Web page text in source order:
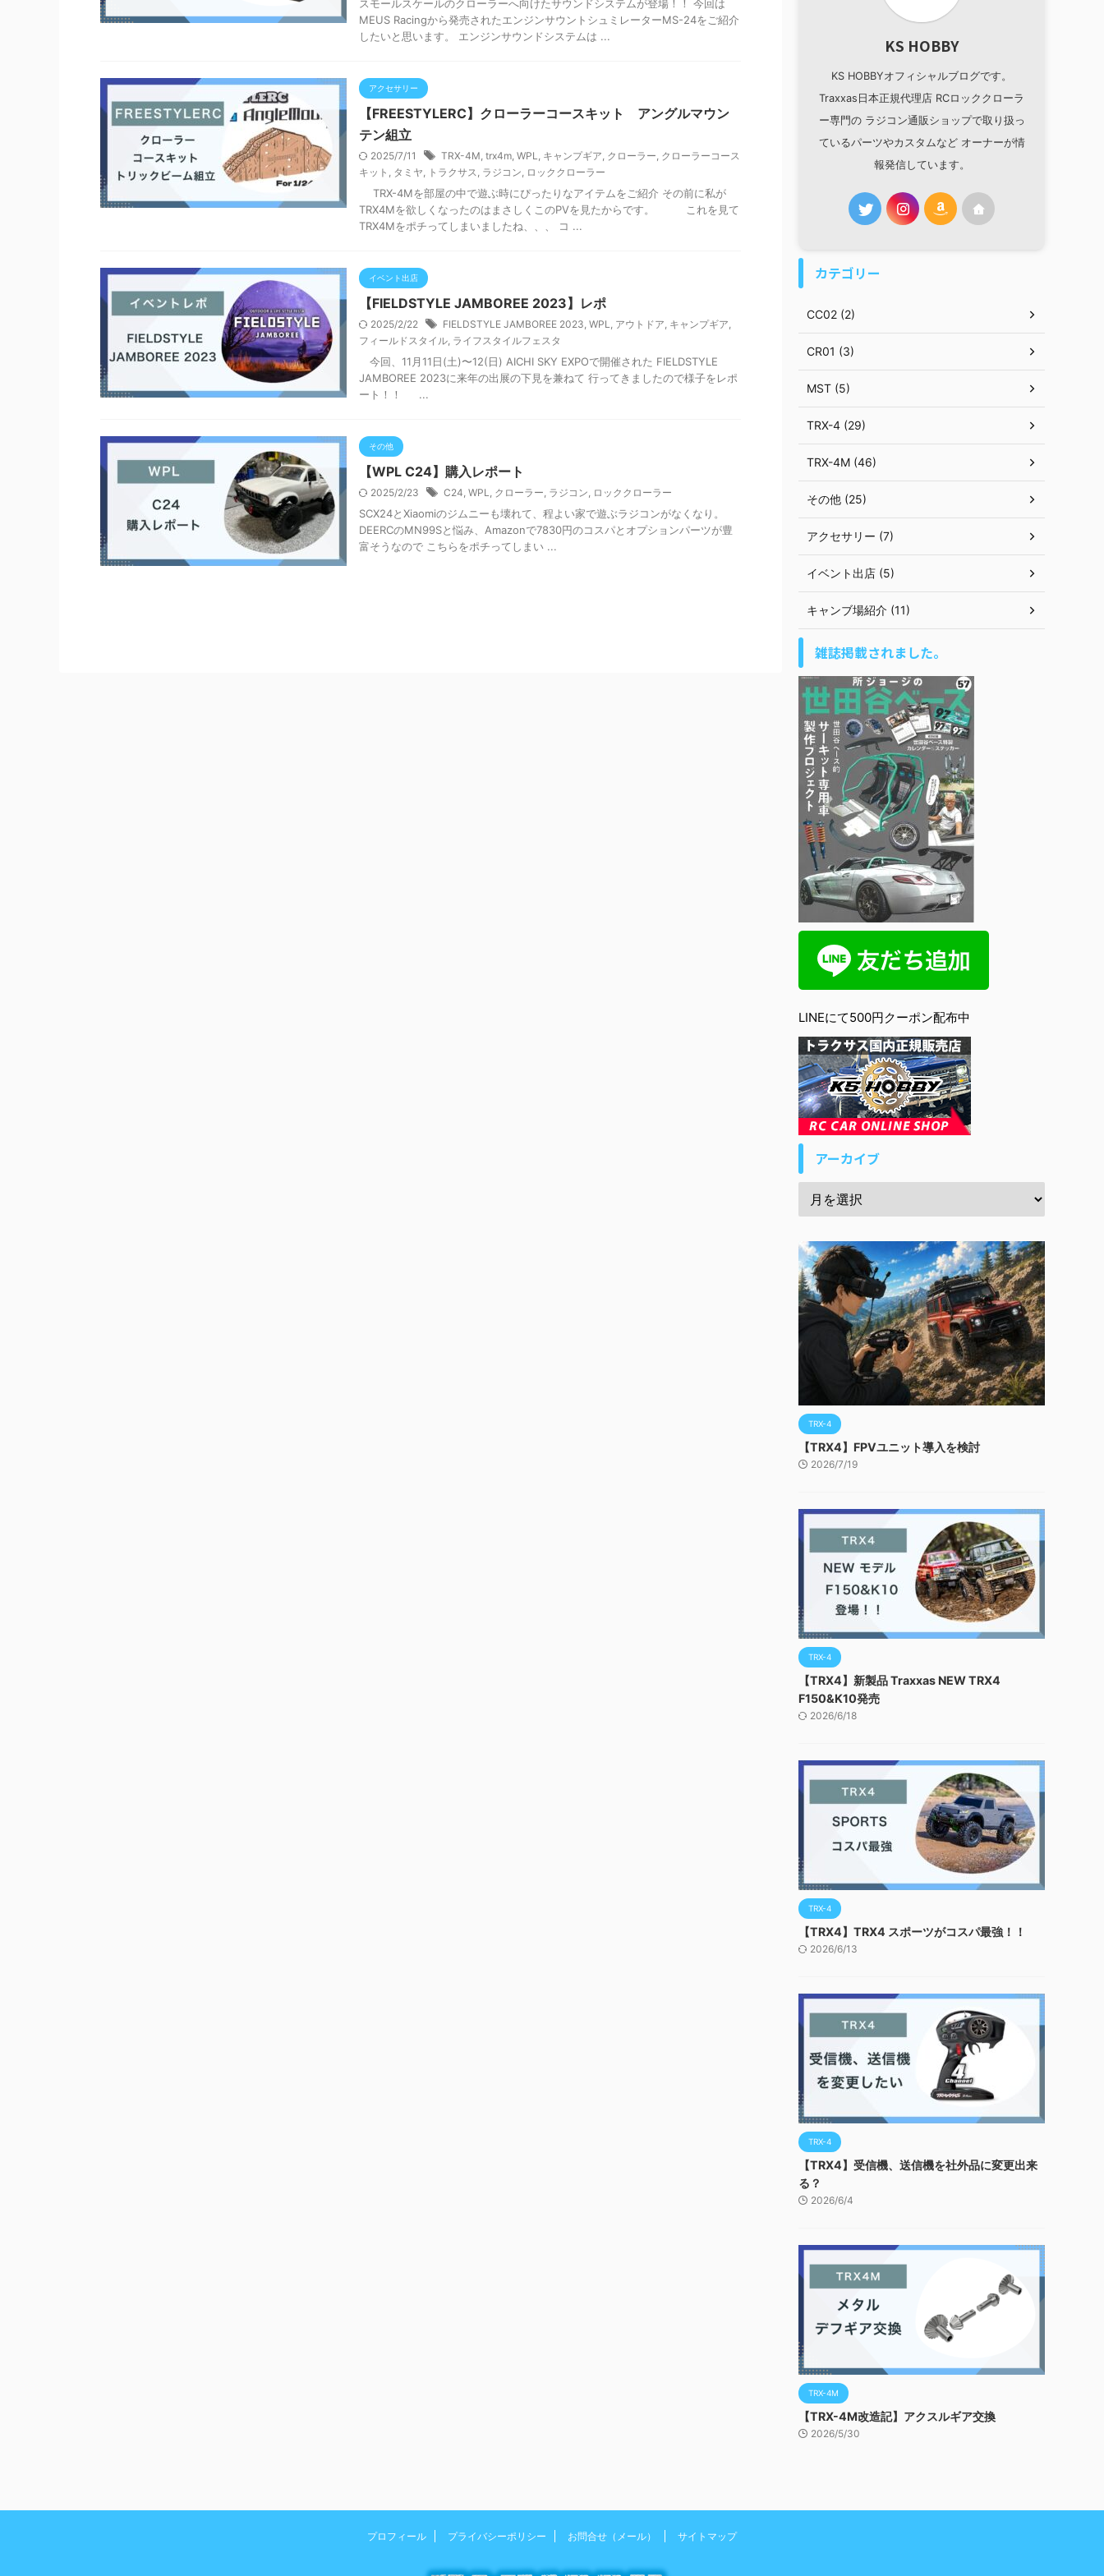
スモールスケールのクローラーへ向けたサウンドシステムが登場！！ 今回は
MEUS Racingから発売されたエンジンサウントシュミレーターMS-24をご紹介
したいと思います。 エンジンサウンドシステムは ...
アクセサリー
【FREESTYLERC】クローラーコースキット アングルマウン
テン組立
2025/7/11 TRX-4M trx4m WPL キャンプギア クローラー クローラーコース
キット
タミヤ トラクサス ラジコン ロッククローラー
TRX-4Mを部屋の中で遊ぶ時にぴったりなアイテムをご紹介 その前に私が
TRX4Mを欲しくなったのはまさしくこのPVを見たからです。 これを見て
TRX4Mをポチってしまいましたね、、、 コ ...
イベント出店
【FIELDSTYLE JAMBOREE 2023】レポ
2025/2/22 FIELDSTYLE JAMBOREE 2023 WPL アウトドア キャンプギア
フィールドスタイル ライフスタイルフェスタ
今回、11月11日(土)〜12(日) AICHI SKY EXPOで開催された FIELDSTYLE
JAMBOREE 2023に来年の出展の下見を兼ねて 行ってきましたので様子をレポ
ート！！ ...
その他
【WPL C24】購入レポート
2025/2/23 C24 WPL クローラー ラジコン ロッククローラー
SCX24とXiaomiのジムニーも壊れて、程よい家で遊ぶラジコンがなくなり。
DEERCのMN99Sと悩み、Amazonで7830円のコスパとオプションパーツが豊
富そうなので こちらをポチってしまい ...
KS HOBBY
KS HOBBYオフィシャルブログです。
Traxxas日本正規代理店 RCロッククローラ
ー専門の ラジコン通販ショップで取り扱っ
ているパーツやカスタムなど オーナーが情
報発信しています。
カテゴリー
CC02 (2)
CR01 (3)
MST (5)
TRX-4 (29)
TRX-4M (46)
その他 (25)
アクセサリー (7)
イベント出店 (5)
キャンブ場紹介 (11)
雑誌掲載されました。
LINEにて500円クーポン配布中
アーカイブ
TRX-4
【TRX4】FPVユニット導入を検討
2026/7/19
TRX-4
【TRX4】新製品 Traxxas NEW TRX4
F150&K10発売
2026/6/18
TRX-4
【TRX4】TRX4 スポーツがコスパ最強！！
2026/6/13
TRX-4
【TRX4】受信機、送信機を社外品に変更出来
る？
2026/6/4
TRX-4M
【TRX-4M改造記】アクスルギア交換
2026/5/30
プロフィール プライバシーポリシー お問合せ（メール） サイトマップ